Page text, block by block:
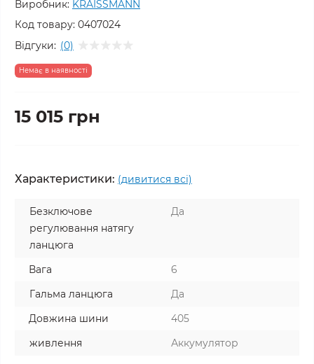
Виробник: KRAISSMANN
Код товару: 0407024
Відгуки: (0)
Немає в наявності
15 015 грн
Характеристики: (дивитися всі)
Безключове
регулювання натягу
ланцюга
Да
Вага
6
Гальма ланцюга
Да
Довжина шини
405
живлення
Аккумулятор